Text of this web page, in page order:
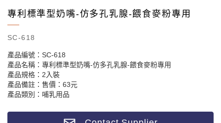
專利標準型奶嘴-仿多孔乳腺-餵食麥粉專用
SC-618
產品編號：SC-618
產品名稱：專利標準型奶嘴-仿多孔乳腺-餵食麥粉專用
產品規格：2入裝
產品備註：售價：63元
產品類別：哺乳用品